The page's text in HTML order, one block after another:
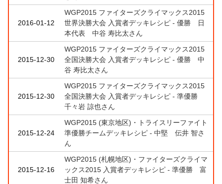
2016-01-12
WGP2015 ファイターズクライマックス2015
世界決勝大会 入賞者デッキレシピ - 優勝 日
本代表 中谷 寿比太さん
2015-12-30
WGP2015 ファイターズクライマックス2015
全国決勝大会 入賞者デッキレシピ - 優勝 中
谷 寿比太さん
2015-12-30
WGP2015 ファイターズクライマックス2015
全国決勝大会 入賞者デッキレシピ - 準優勝
千々岩 諒也さん
2015-12-24
WGP2015 (東京地区)・トライスリーファイト
準優勝チームデッキレシピ - 中堅 伝井 智さ
ん
2015-12-16
WGP2015 (札幌地区)・ファイターズクライマ
ックス2015 入賞者デッキレシピ - 準優勝 富
士田 知希さん